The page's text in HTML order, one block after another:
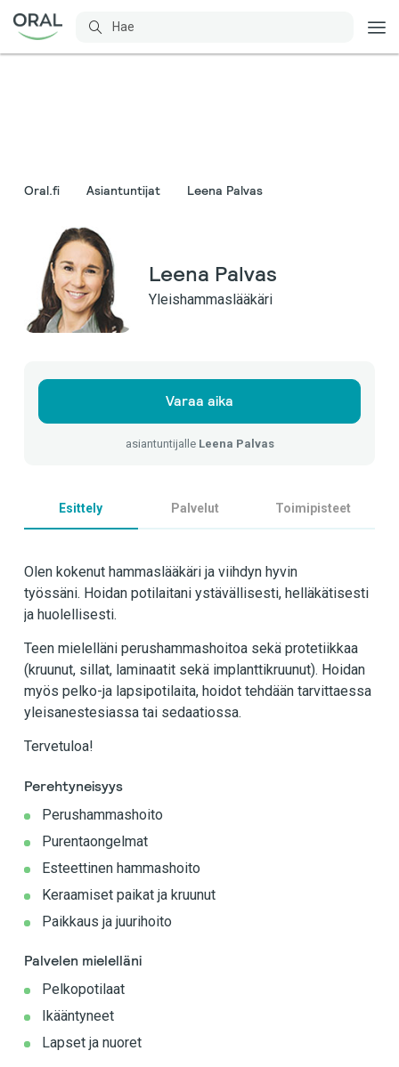
Oral.fi Asiantuntijat Leena Palvas
Leena Palvas
Yleishammaslääkäri
Varaa aika
asiantuntijalle Leena Palvas
Esittely Palvelut Toimipisteet
Olen kokenut hammaslääkäri ja viihdyn hyvin
työssäni. Hoidan potilaitani ystävällisesti, helläkätisesti
ja huolellisesti.
Teen mielelläni perushammashoitoa sekä protetiikkaa
(kruunut, sillat, laminaatit sekä implanttikruunut). Hoidan
myös pelko-ja lapsipotilaita, hoidot tehdään tarvittaessa
yleisanestesiassa tai sedaatiossa.
Tervetuloa!
Perehtyneisyys
Perushammashoito
Purentaongelmat
Esteettinen hammashoito
Keraamiset paikat ja kruunut
Paikkaus ja juurihoito
Palvelen mielelläni
Pelkopotilaat
Ikääntyneet
Lapset ja nuoret